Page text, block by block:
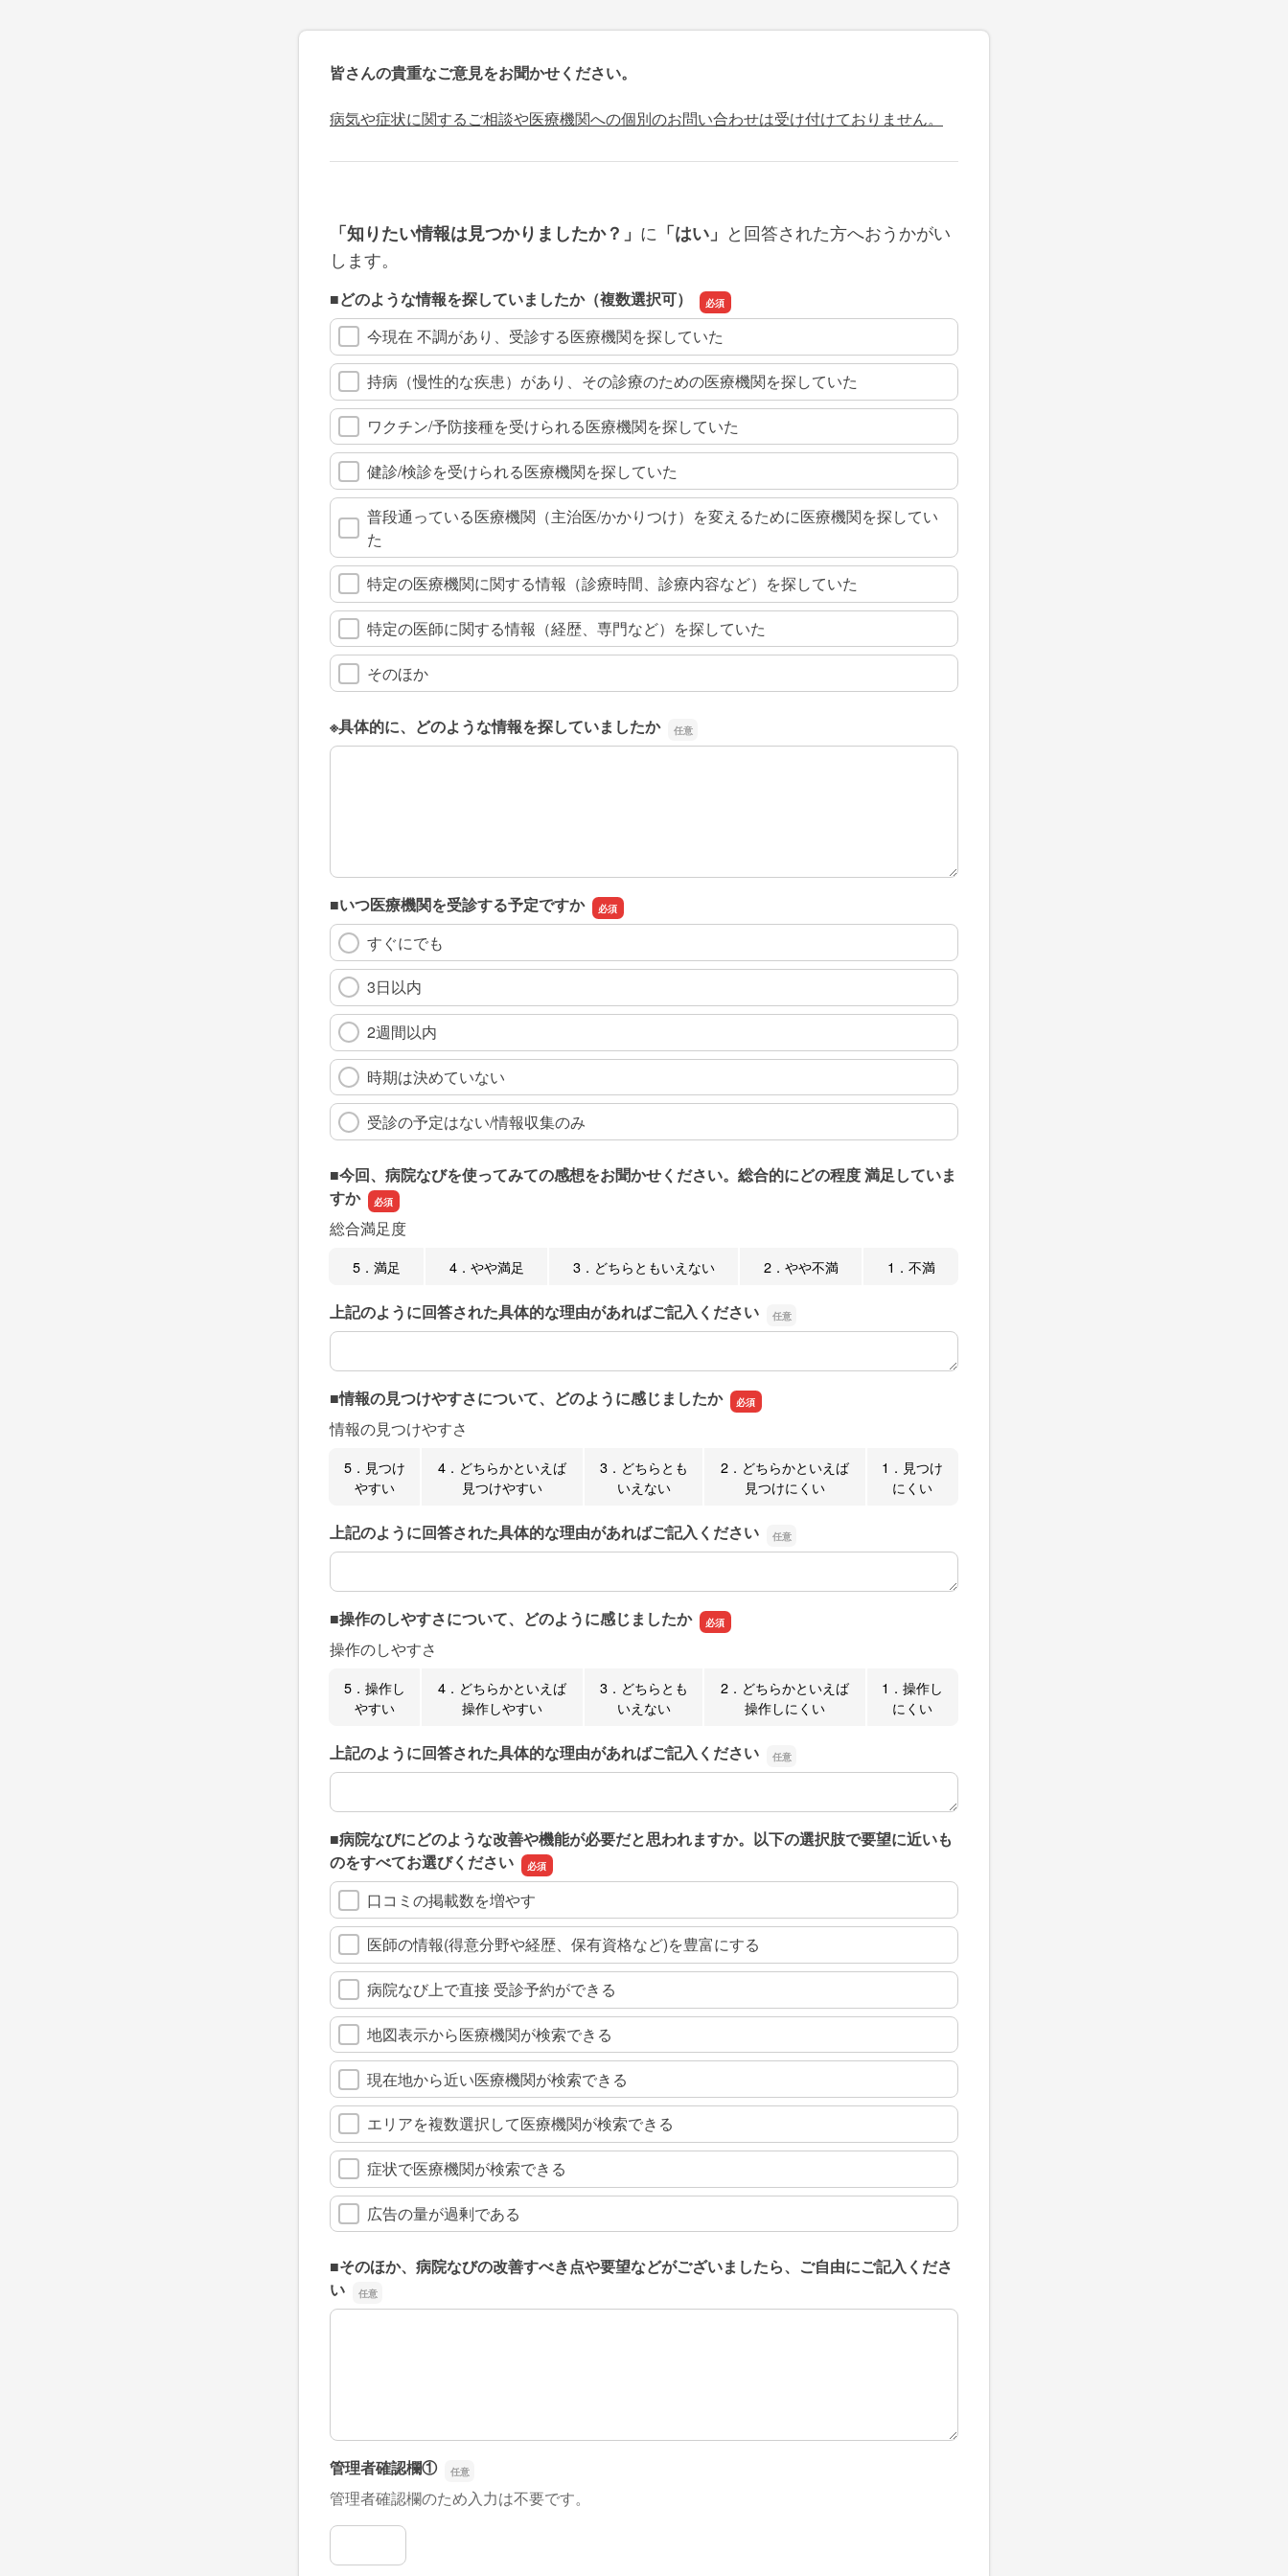
皆さんの貴重なご意見をお聞かせください。
病気や症状に関するご相談や医療機関への個別のお問い合わせは受け付けておりません。
「知りたい情報は見つかりましたか？」 に 「はい」 と回答された方へおうかがい
します。
■どのような情報を探していましたか（複数選択可）
今現在 不調があり、受診する医療機関を探していた
持病（慢性的な疾患）があり、その診療のための医療機関を探していた
ワクチン/予防接種を受けられる医療機関を探していた
健診/検診を受けられる医療機関を探していた
普段通っている医療機関（主治医/かかりつけ）を変えるために医療機関を探してい
た
特定の医療機関に関する情報（診療時間、診療内容など）を探していた
特定の医師に関する情報（経歴、専門など）を探していた
そのほか
※具体的に、どのような情報を探していましたか
※具体的に、どのような情報を探していましたか
■いつ医療機関を受診する予定ですか
すぐにでも
3日以内
2週間以内
時期は決めていない
受診の予定はない/情報収集のみ
■今回、病院なびを使ってみての感想をお聞かせください。総合的にどの程度 満足していま
すか
総合満足度
5．満足 4．やや満足 3．どちらともいえない 2．やや不満 1．不満
上記のように回答された具体的な理由があればご記入ください
上記のように回答された具体的な理由があればご記入ください
■情報の見つけやすさについて、どのように感じましたか
情報の見つけやすさ
5．見つけ
やすい
4．どちらかといえば
見つけやすい
3．どちらとも
いえない
2．どちらかといえば
見つけにくい
1．見つけ
にくい
上記のように回答された具体的な理由があればご記入ください
上記のように回答された具体的な理由があればご記入ください
■操作のしやすさについて、どのように感じましたか
操作のしやすさ
5．操作し
やすい
4．どちらかといえば
操作しやすい
3．どちらとも
いえない
2．どちらかといえば
操作しにくい
1．操作し
にくい
上記のように回答された具体的な理由があればご記入ください
上記のように回答された具体的な理由があればご記入ください
■病院なびにどのような改善や機能が必要だと思われますか。以下の選択肢で要望に近いも
のをすべてお選びください
口コミの掲載数を増やす
医師の情報(得意分野や経歴、保有資格など)を豊富にする
病院なび上で直接 受診予約ができる
地図表示から医療機関が検索できる
現在地から近い医療機関が検索できる
エリアを複数選択して医療機関が検索できる
症状で医療機関が検索できる
広告の量が過剰である
■そのほか、病院なびの改善すべき点や要望などがございましたら、ご自由にご記入くださ
い
■そのほか、病院なびの改善すべき点や要望などがございましたら、ご自由にご記入ください
管理者確認欄①
管理者確認欄のため入力は不要です。
管理者確認欄①